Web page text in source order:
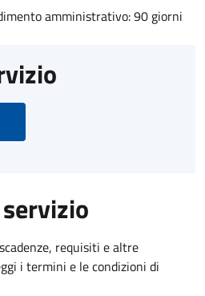
amministrativo: 90 giorni
requisiti e altre
i termini e le condizioni di